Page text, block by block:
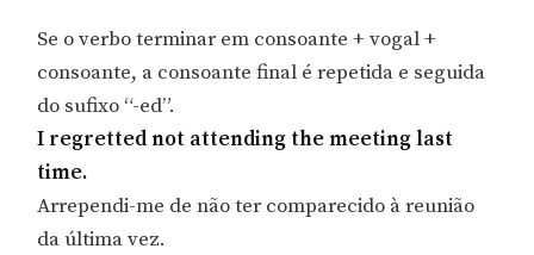
Se o verbo terminar em consoante + vogal +
consoante, a consoante final é repetida e seguida
do sufixo “-ed”.
I regretted not attending the meeting last
time.
Arrependi-me de não ter comparecido à reunião
da última vez.